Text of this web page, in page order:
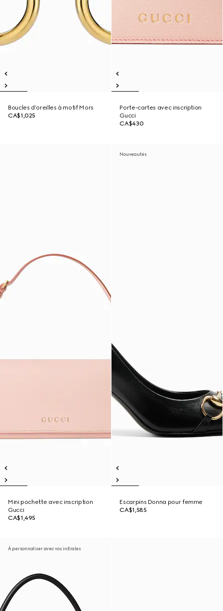
Boucles d’oreilles à motif Mors
CA$1,025
Porte-cartes avec inscription
Gucci
CA$430
Mini pochette avec inscription
Gucci
CA$1,495
Nouveautés
Escarpins Donna pour femme
CA$1,585
À personnaliser avec vos initiales